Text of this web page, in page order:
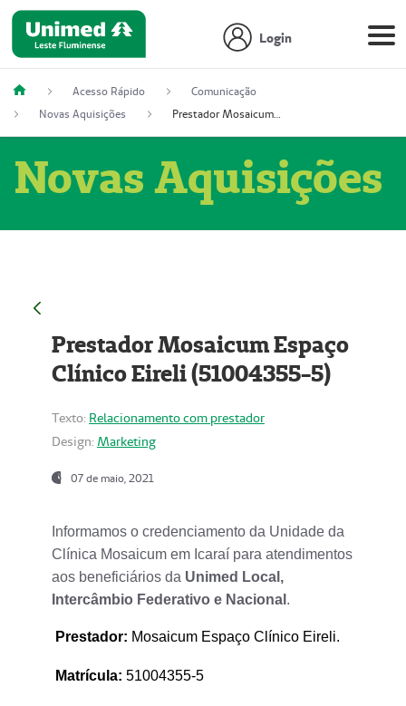
Login
Acesso Rápido
Comunicação
Novas Aquisições
Prestador Mosaicum Espaço Clínico Eireli (51004355-5)
Novas Aquisições
Prestador Mosaicum Espaço
Clínico Eireli (51004355-5)
Texto: Relacionamento com prestador
Design: Marketing
07 de maio, 2021
Informamos o credenciamento da Unidade da
Clínica Mosaicum em Icaraí para atendimentos
aos beneficiários da Unimed Local,
Intercâmbio Federativo e Nacional .
Prestador: Mosaicum Espaço Clínico Eireli.
Matrícula: 51004355-5